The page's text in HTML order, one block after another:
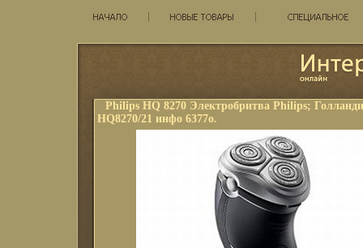
Philips HQ 8270 Электробритва Philips;
HQ8270/21 инфо 6377o.